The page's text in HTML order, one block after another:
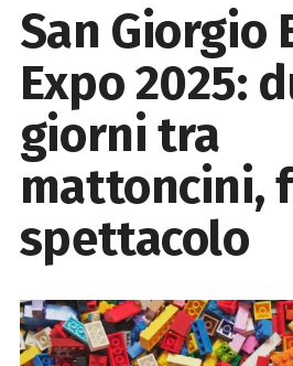
San Giorgio
Expo 2025:
giorni tra
mattoncini,
spettacolo